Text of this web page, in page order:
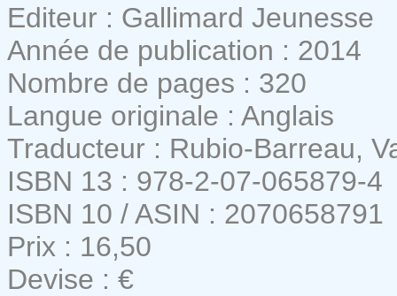
Editeur : Gallimard Jeunesse
Année de publication : 2014
Nombre de pages : 320
Langue originale : Anglais
Traducteur : Rubio-Barreau,
ISBN 13 : 978-2-07-065879-4
ISBN 10 / ASIN : 2070658791
Prix : 16,50
Devise : €